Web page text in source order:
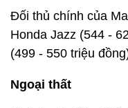
Đối thủ chính của
Honda Jazz (544 -
(499 - 550 triệu
Ngoại thất